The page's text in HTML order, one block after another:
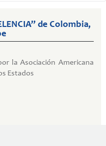
de Colombia,
la Asociación Americana
Estados